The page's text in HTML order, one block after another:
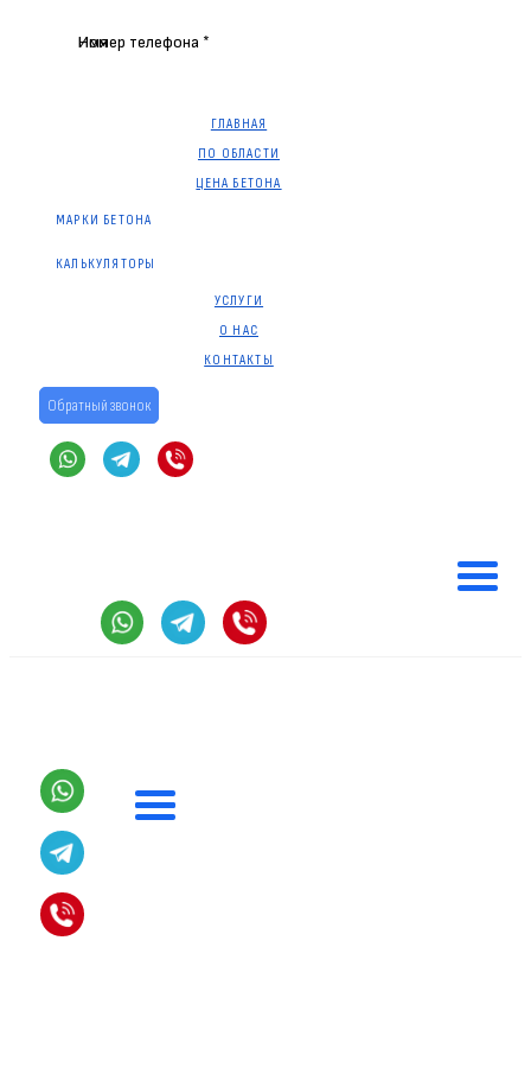
ГЛАВНАЯ
ПО ОБЛАСТИ
ЦЕНА БЕТОНА
МАРКИ БЕТОНА
КАЛЬКУЛЯТОРЫ
УСЛУГИ
О НАС
КОНТАКТЫ
Обратный звонок
Имя
Номер телефона *